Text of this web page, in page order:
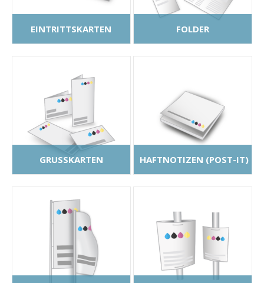
EINTRITTSKARTEN FOLDER
GRUSSKARTEN HAFTNOTIZEN (POST-IT)